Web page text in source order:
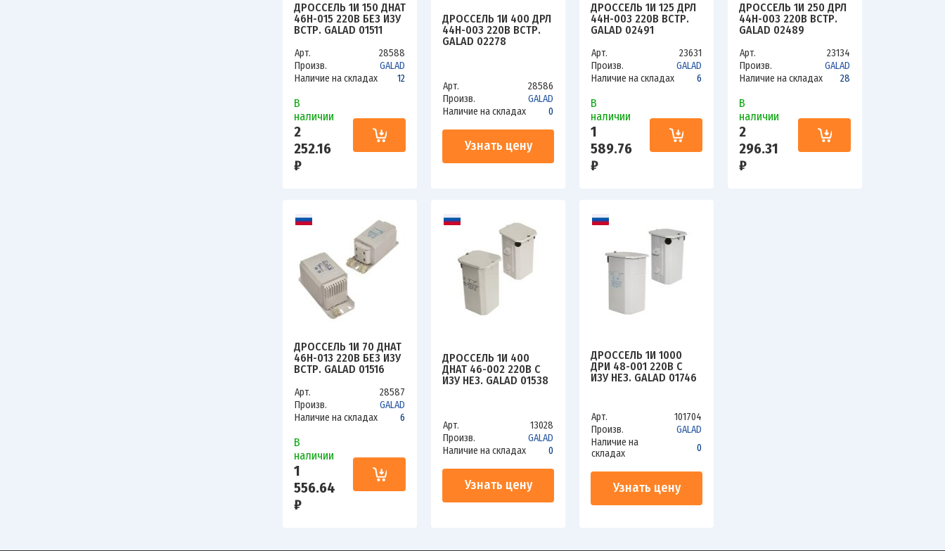
ДРОССЕЛЬ 1И 150 ДНАТ
46Н-015 220В БЕЗ ИЗУ
ВСТР. GALAD 01511
Арт.
28588
Произв.
GALAD
Наличие на складах
12
В
наличии
2
252.16
₽
ДРОССЕЛЬ 1И 400 ДРЛ
44Н-003 220В ВСТР.
GALAD 02278
Арт.
28586
Произв.
GALAD
Наличие на складах
0
Узнать цену
ДРОССЕЛЬ 1И 125 ДРЛ
44Н-003 220В ВСТР.
GALAD 02491
Арт.
23631
Произв.
GALAD
Наличие на складах
6
В
наличии
1
589.76
₽
ДРОССЕЛЬ 1И 250 ДРЛ
44H-003 220В ВСТР.
GALAD 02489
Арт.
23134
Произв.
GALAD
Наличие на складах
28
В
наличии
2
296.31
₽
ДРОССЕЛЬ 1И 70 ДНАТ
46Н-013 220В БЕЗ ИЗУ
ВСТР. GALAD 01516
Арт.
28587
Произв.
GALAD
Наличие на складах
6
В
наличии
1
556.64
₽
ДРОССЕЛЬ 1И 400
ДНАТ 46-002 220В С
ИЗУ НЕЗ. GALAD 01538
Арт.
13028
Произв.
GALAD
Наличие на складах
0
Узнать цену
ДРОССЕЛЬ 1И 1000
ДРИ 48-001 220В С
ИЗУ НЕЗ. GALAD 01746
Арт.
101704
Произв.
GALAD
Наличие на
складах
0
Узнать цену